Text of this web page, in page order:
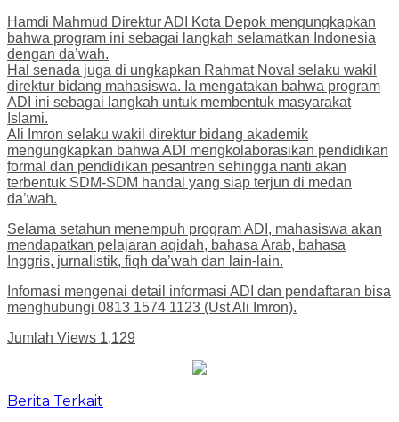
Hamdi Mahmud Direktur ADI Kota Depok mengungkapkan
bahwa program ini sebagai langkah selamatkan Indonesia
dengan da’wah.
Hal senada juga di ungkapkan Rahmat Noval selaku wakil
direktur bidang mahasiswa. Ia mengatakan bahwa program
ADI ini sebagai langkah untuk membentuk masyarakat
Islami.
Ali Imron selaku wakil direktur bidang akademik
mengungkapkan bahwa ADI mengkolaborasikan pendidikan
formal dan pendidikan pesantren sehingga nanti akan
terbentuk SDM-SDM handal yang siap terjun di medan
da’wah.
Selama setahun menempuh program ADI, mahasiswa akan
mendapatkan pelajaran aqidah, bahasa Arab, bahasa
Inggris, jurnalistik, fiqh da’wah dan lain-lain.
Infomasi mengenai detail informasi ADI dan pendaftaran bisa
menghubungi 0813 1574 1123 (Ust Ali Imron).
Jumlah Views 1,129
Berita Terkait